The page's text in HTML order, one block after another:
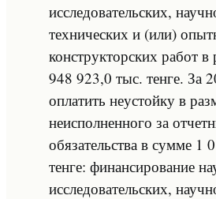
исследовательских,
технических и (или)
конструкторских работ
948 923,0 тыс. тенге. За
оплатить неустойку в
неисполненного за
обязательства в сумме 1
тенге: финансирование
исследовательских,